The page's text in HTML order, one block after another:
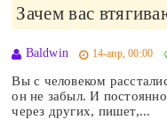
Зачем вас
Baldwin 14-апр, 00:00
Вы с человеком
он не забыл. И
через других, пишет,...